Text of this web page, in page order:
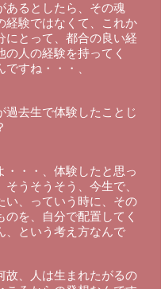
あるとしたら、その魂
経験ではなくて、これか
にとって、都合の良い経
の人の経験を持ってく
すね・・・、
過去生で体験したことじ
・・・、体験したと思っ
そうそうそう、今生で、
い、っていう時に、その
のを、自分で配置してく
、という考え方なんで
故、人は生まれたがるの